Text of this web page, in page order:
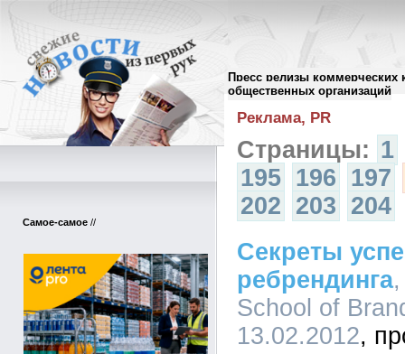
Пресс релизы коммерческих
общественных организаций
Самое-самое //
Архив пресс-релизов//
Реклама, PR
Страницы: 1
195 196 197
202 203 204
Секреты
ребрендинга,
School of
13.02.2012